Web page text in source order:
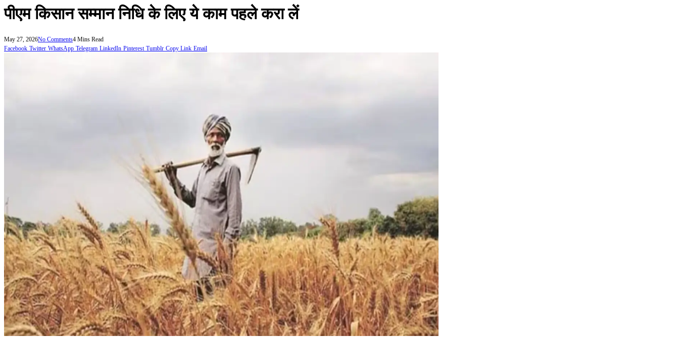
पीएम किसान सम्मान निधि के लिए ये काम पहले करा लें
May 27, 2026No Comments4 Mins Read
Facebook Twitter WhatsApp Telegram LinkedIn Pinterest Tumblr Copy Link Email